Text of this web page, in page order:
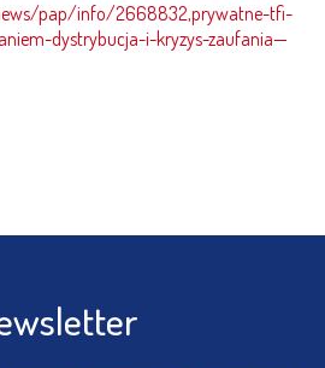
pap/info/2668832,prywatne-tfi-
dystrybucja-i-kryzys-zaufania—